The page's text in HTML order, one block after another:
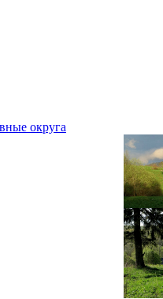
округа